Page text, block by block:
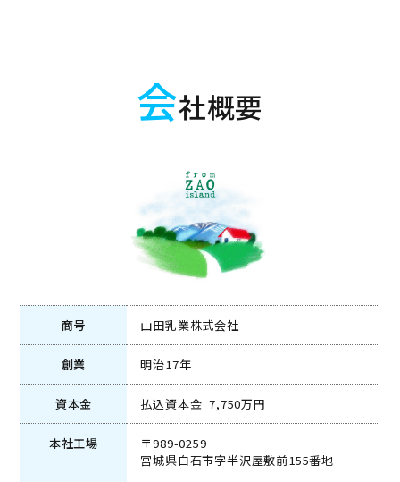
会社概要
商号 山田乳業株式会社
創業 明治17年
資本金 払込資本金 7,750万円
本社工場
〒989-0259
宮城県白石市字半沢屋敷前155番地